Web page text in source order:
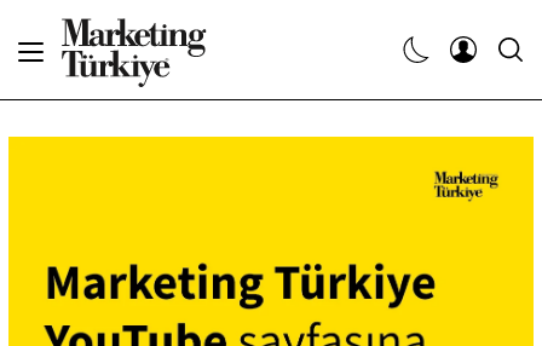
Dergiler